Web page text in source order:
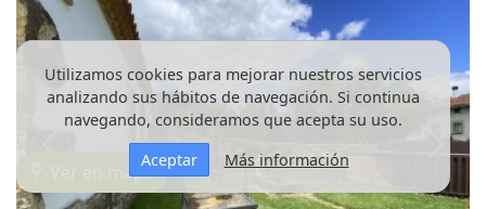
Ver en mapa
Utilizamos cookies para mejorar nuestros servicios
analizando sus hábitos de navegación. Si continua
navegando, consideramos que acepta su uso.
Aceptar
Más información